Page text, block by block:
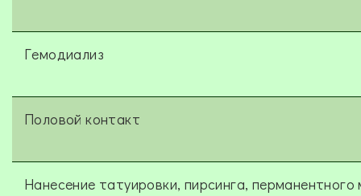
Гемодиализ
Половой контакт
Нанесение татуировки, пирсинга,